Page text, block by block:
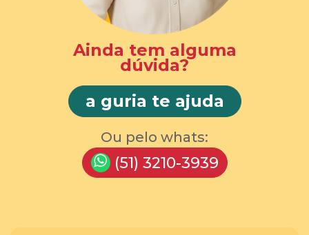
Ainda tem alguma
dúvida?
a guria te ajuda
Ou pelo whats:
(51) 3210-3939